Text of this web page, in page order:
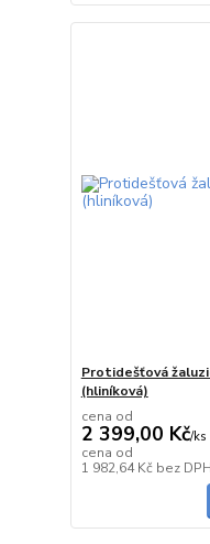
Protidešťová
(hliníková)
cena od
2 399,00 Kč/ks
cena od
1 982,64 Kč bez DPH